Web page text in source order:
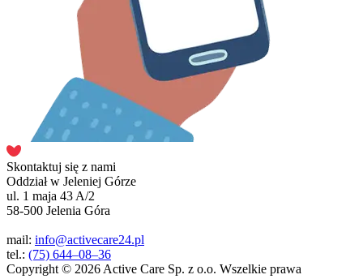
Skontaktuj się z nami
Oddział w Jeleniej Górze
ul. 1 maja 43 A/2
58-500 Jelenia Góra
mail: info@activecare24.pl
tel.: (75) 644–08–36
Copyright © 2026 Active Care Sp. z o.o. Wszelkie prawa